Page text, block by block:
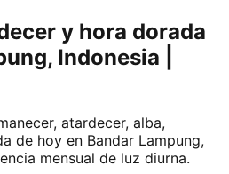
y hora dorada
Indonesia |
atardecer, alba,
de hoy en Bandar Lampung,
mensual de luz diurna.